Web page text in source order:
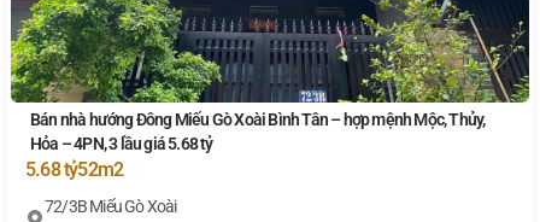
Bán nhà hướng Đông Miếu Gò Xoài Bình Tân – hợp mệnh Mộc, Thủy,
Hỏa – 4PN, 3 lầu giá 5.68 tỷ
5.68 tỷ52m2
72/3B Miếu Gò Xoài